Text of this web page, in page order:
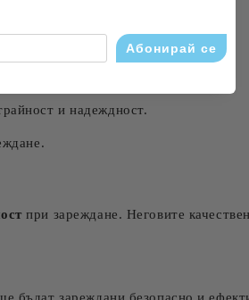
iPhone и iPad устройства.
и надеждност.
при зареждане. Неговите